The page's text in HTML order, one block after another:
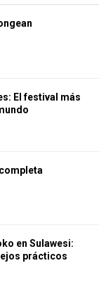
El festival más
en Sulawesi:
prácticos